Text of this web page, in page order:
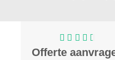
Offerte